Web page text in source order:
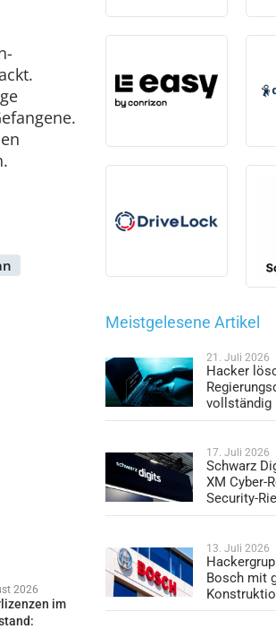
2026
im
Meistgelesene Artikel
21. Juli 2026
Hacker
vollständig
17. Juli 2026
Schwarz
XM Cyber-
Security-
13. Juli 2026
Bosch mit